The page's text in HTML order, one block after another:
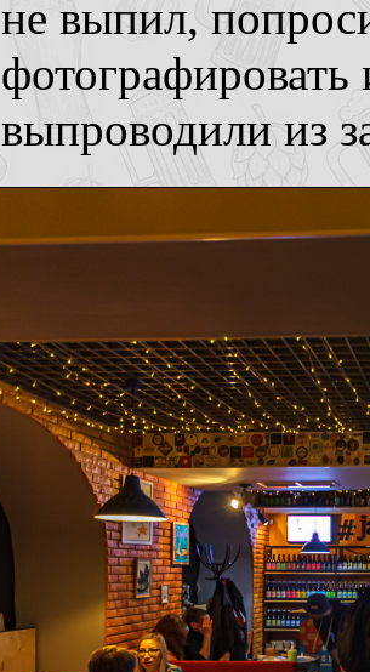
не выпил,
фотографировать
выпроводили из